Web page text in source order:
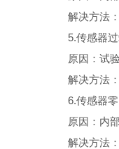
解决方法：
5.传感器过
原因：试验
解决方法：
6.传感器零
原因：内部
解决方法：